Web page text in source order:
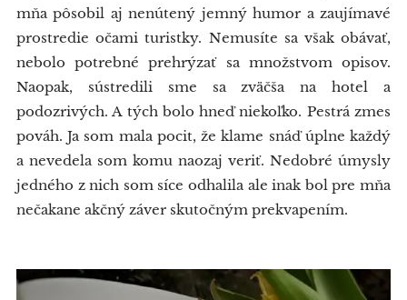
mňa pôsobil aj nenútený jemný humor a zaujímavé
prostredie očami turistky. Nemusíte sa však obávať,
nebolo potrebné prehrýzať sa množstvom opisov.
Naopak, sústredili sme sa zväčša na hotel a
podozrivých. A tých bolo hneď niekoľko. Pestrá zmes
pováh. Ja som mala pocit, že klame snáď úplne každý
a nevedela som komu naozaj veriť. Nedobré úmysly
jedného z nich som síce odhalila ale inak bol pre mňa
nečakane akčný záver skutočným prekvapením.